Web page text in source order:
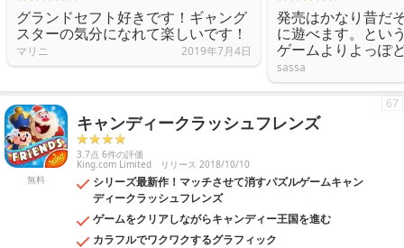
グランドセフト好きです！ギャング
スターの気分になれて楽しいです！
マリニ 2019年7月4日
発売はかなり昔だ
に遊べます。とい
ゲームよりよっぽ
sassa
無料
キャンディークラッシュフレンズ
3.7点 6件の評価
King.com Limited リリース 2018/10/10
シリーズ最新作！マッチさせて消すパズルゲームキャン
ディークラッシュフレンズ
ゲームをクリアしながらキャンディー王国を進む
カラフルでワクワクするグラフィック
67